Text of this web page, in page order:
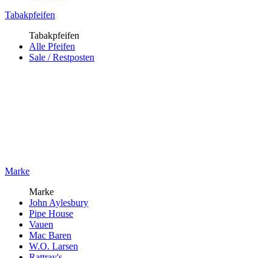
Tabakpfeifen
Tabakpfeifen
Alle Pfeifen
Sale / Restposten
Marke
Marke
John Aylesbury
Pipe House
Vauen
Mac Baren
W.O. Larsen